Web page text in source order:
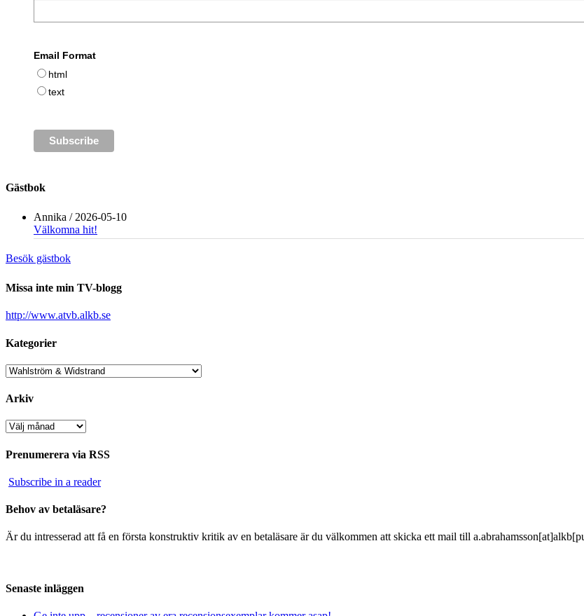
Email Format
html
text
Gästbok
Annika / 2026-05-10
Välkomna hit!
Besök gästbok
Missa inte min TV-blogg
http://www.atvb.alkb.se
Kategorier
Kategorier
Arkiv
Arkiv
Prenumerera via RSS
Subscribe in a reader
Behov av betaläsare?
Är du intresserad att få en första konstruktiv kritik av en betaläsare är du välkommen att skicka ett mail till
Senaste inläggen